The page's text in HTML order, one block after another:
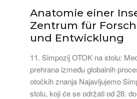
Anatomie einer
Zentrum für
und Entwicklung
11. Simpozij OTOK na stolu:
prehrana između globalnih
otočkih znanja Najavljujemo
stolu, koji će se održati od 28.